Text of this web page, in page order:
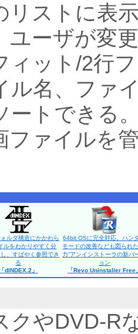
リストに表
ユーザが変
ィット/2行
ル名、ファ
ートできる
ファイルを
ルダ構造にかかわら
ルをわかりやすく分
、すばやく参照でき
る
「dINDEX.2」
64bit OSに完全対応。ハン
モードの改善なども図られ
力”アンインストーラの新バ
ョン
「Revo Uninstaller Free
クやDVD-R